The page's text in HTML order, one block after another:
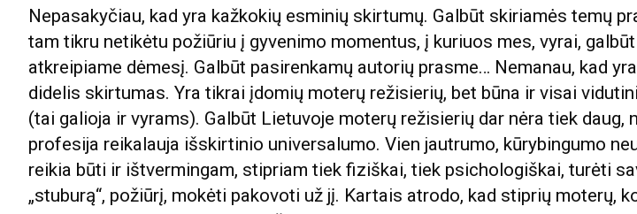
Nepasakyčiau, kad yra kažkokių esminių skirtumų. Galbūt skiriamės temų
tam tikru netikėtu požiūriu į gyvenimo momentus, į kuriuos mes, vyrai,
atkreipiame dėmesį. Galbūt pasirenkamų autorių prasme… Nemanau, kad
didelis skirtumas. Yra tikrai įdomių moterų režisierių, bet būna ir visai
(tai galioja ir vyrams). Galbūt Lietuvoje moterų režisierių dar nėra tiek daug,
profesija reikalauja išskirtinio universalumo. Vien jautrumo, kūrybingumo
reikia būti ir ištvermingam, stipriam tiek fiziškai, tiek psichologiškai, turėti
„stuburą“, požiūrį, mokėti pakovoti už jį. Kartais atrodo, kad stiprių moterų,